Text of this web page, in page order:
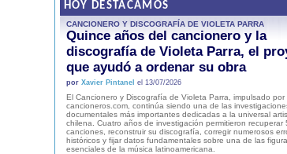
HOY DESTACAMOS
CANCIONERO Y DISCOGRAFÍA DE VIOLETA PARRA
Quince años del cancionero y la
discografía de Violeta Parra, el
que ayudó a ordenar su obra
por Xavier Pintanel el 13/07/2026
El Cancionero y Discografía de Violeta Parra, impulsado por
cancioneros.com, continúa siendo una de las
documentales más importantes dedicadas a la universal
chilena. Cuatro años de investigación permitieron recuperar
canciones, reconstruir su discografía, corregir numerosos
históricos y fijar datos fundamentales sobre una de las
esenciales de la música latinoamericana.